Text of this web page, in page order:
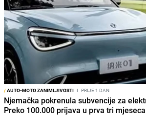
/AUTO-MOTO ZANIMLJIVOSTI I PRIJE 1 DAN
Njemačka pokrenula subvencije za
Preko 100.000 prijava u prva tri mjeseca